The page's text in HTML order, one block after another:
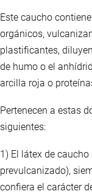
Este caucho
orgánicos,
plastificantes,
de humo o el
arcilla roja o
Pertenecen a estas
siguientes:
1) El látex de
prevulcanizado),
confiera el carácter